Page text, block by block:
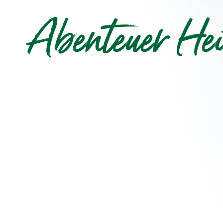
Abenteuer